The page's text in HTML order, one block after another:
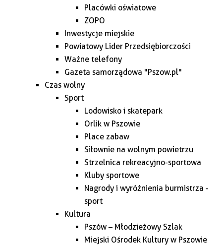
Placówki oświatowe
ZOPO
Inwestycje miejskie
Powiatowy Lider Przedsiębiorczości
Ważne telefony
Gazeta samorządowa "Pszow.pl"
Czas wolny
Sport
Lodowisko i skatepark
Orlik w Pszowie
Place zabaw
Siłownie na wolnym powietrzu
Strzelnica rekreacyjno-sportowa
Kluby sportowe
Nagrody i wyróżnienia burmistrza -
sport
Kultura
Pszów – Młodzieżowy Szlak
Miejski Ośrodek Kultury w Pszowie